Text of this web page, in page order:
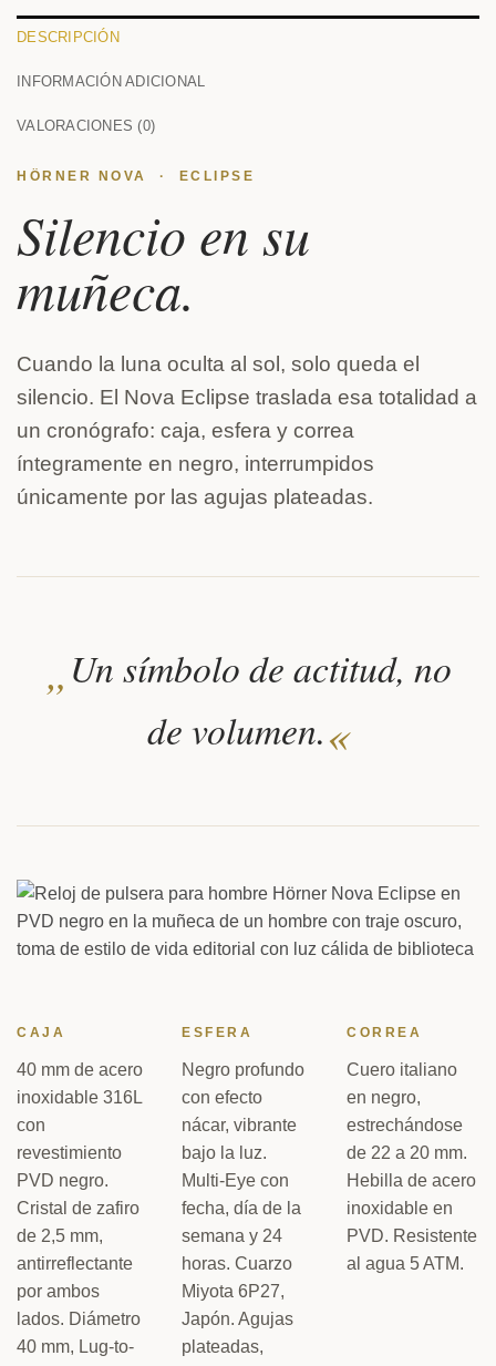
DESCRIPCIÓN
INFORMACIÓN ADICIONAL
VALORACIONES (0)
HÖRNER NOVA · ECLIPSE
Silencio en su
muñeca.
Cuando la luna oculta al sol, solo queda el
silencio. El Nova Eclipse traslada esa totalidad a
un cronógrafo: caja, esfera y correa
íntegramente en negro, interrumpidos
únicamente por las agujas plateadas.
„ Un símbolo de actitud, no
de volumen.«
CAJA
40 mm de acero
inoxidable 316L
con
revestimiento
PVD negro.
Cristal de zafiro
de 2,5 mm,
antirreflectante
por ambos
lados. Diámetro
40 mm, Lug-to-
ESFERA
Negro profundo
con efecto
nácar, vibrante
bajo la luz.
Multi-Eye con
fecha, día de la
semana y 24
horas. Cuarzo
Miyota 6P27,
Japón. Agujas
plateadas,
CORREA
Cuero italiano
en negro,
estrechándose
de 22 a 20 mm.
Hebilla de acero
inoxidable en
PVD. Resistente
al agua 5 ATM.